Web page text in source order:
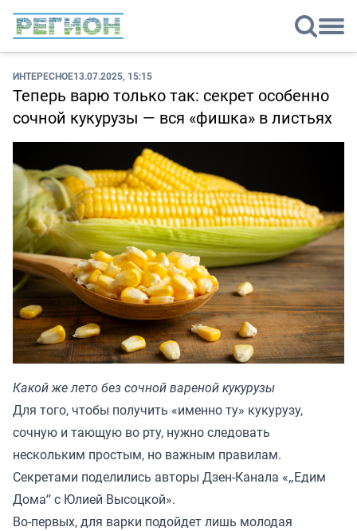
ИНТЕРЕСНОЕ13.07.2025, 15:15
Теперь варю только так: секрет особенно
сочной кукурузы — вся «фишка» в листьях
Какой же лето без сочной вареной кукурузы
Для того, чтобы получить «именно ту» кукурузу,
сочную и тающую во рту, нужно следовать
нескольким простым, но важным правилам.
Секретами поделились авторы Дзен-Канала «„Едим
Дома“ с Юлией Высоцкой».
Во-первых, для варки подойдет лишь молодая